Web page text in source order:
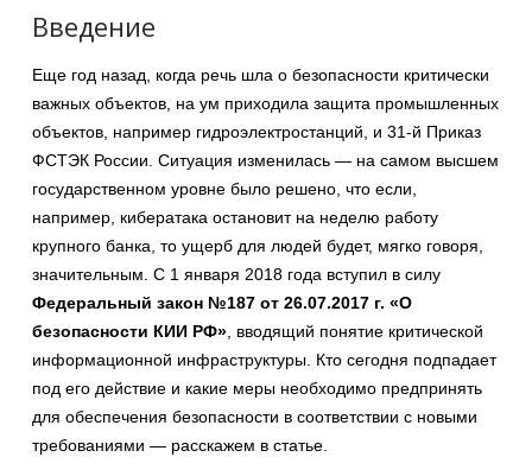
Введение
Еще год назад, когда речь шла о безопасности критически
важных объектов, на ум приходила защита промышленных
объектов, например гидроэлектростанций, и 31-й Приказ
ФСТЭК России. Ситуация изменилась — на самом высшем
государственном уровне было решено, что если,
например, кибератака остановит на неделю работу
крупного банка, то ущерб для людей будет, мягко говоря,
значительным. С 1 января 2018 года вступил в силу
Федеральный закон №187 от 26.07.2017 г. «О
безопасности КИИ РФ», вводящий понятие критической
информационной инфраструктуры. Кто сегодня подпадает
под его действие и какие меры необходимо предпринять
для обеспечения безопасности в соответствии с новыми
требованиями — расскажем в статье.